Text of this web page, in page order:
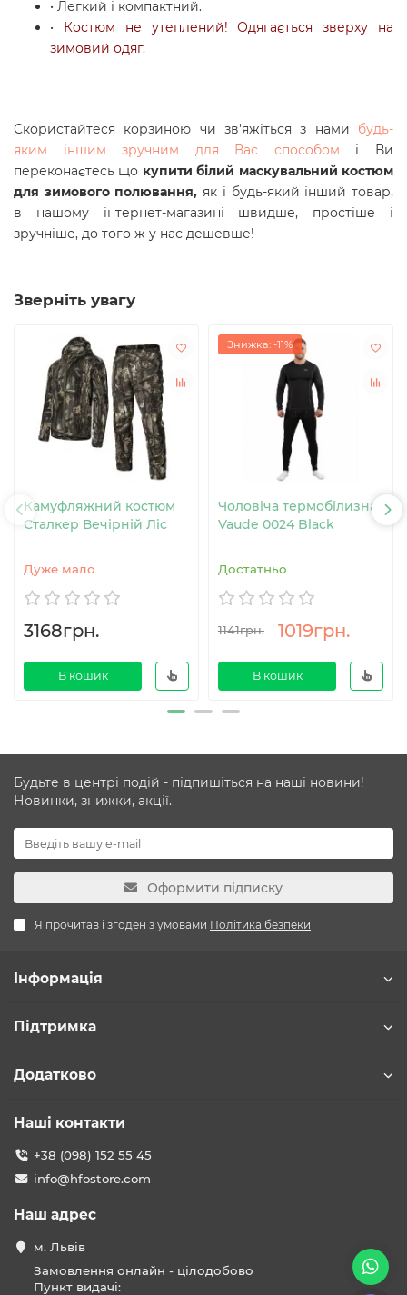
• Легкий і компактний.
• Костюм не утеплений! Одягається зверху на
зимовий одяг.
Скористайтеся корзиною чи зв'яжіться з нами будь-
яким іншим зручним для Вас способом і Ви
переконаєтесь що купити білий маскувальний костюм
для зимового полювання,як і будь-який інший товар,
в нашому інтернет-магазині швидше, простіше і
зручніше, до того ж у нас дешевше!
Зверніть увагу
Камуфляжний костюм
Сталкер Вечірній Ліс
Дуже мало
3168грн.
В кошик
Знижка: -11%
Чоловіча термобілизна
Vaude 0024 Black
Достатньо
1141грн. 1019грн.
В кошик
Будьте в центрі подій - підпишіться на наші новини!
Новинки, знижки, акції.
Оформити підписку
Я прочитав і згоден з умовами Політика безпеки
Інформація
Підтримка
Додатково
Наші контакти
+38 (098) 152 55 45
info@hfostore.com
Наш адрес
м. Львів
Замовлення онлайн - цілодобово
Пункт видачі: